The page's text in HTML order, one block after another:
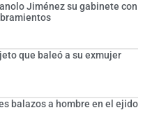
Jiménez su gabinete con
que baleó a su exmujer
balazos a hombre en el ejido